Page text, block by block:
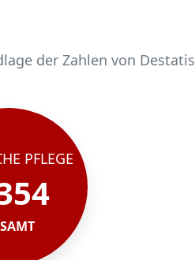
der Zahlen von Destatis
PFLEGE